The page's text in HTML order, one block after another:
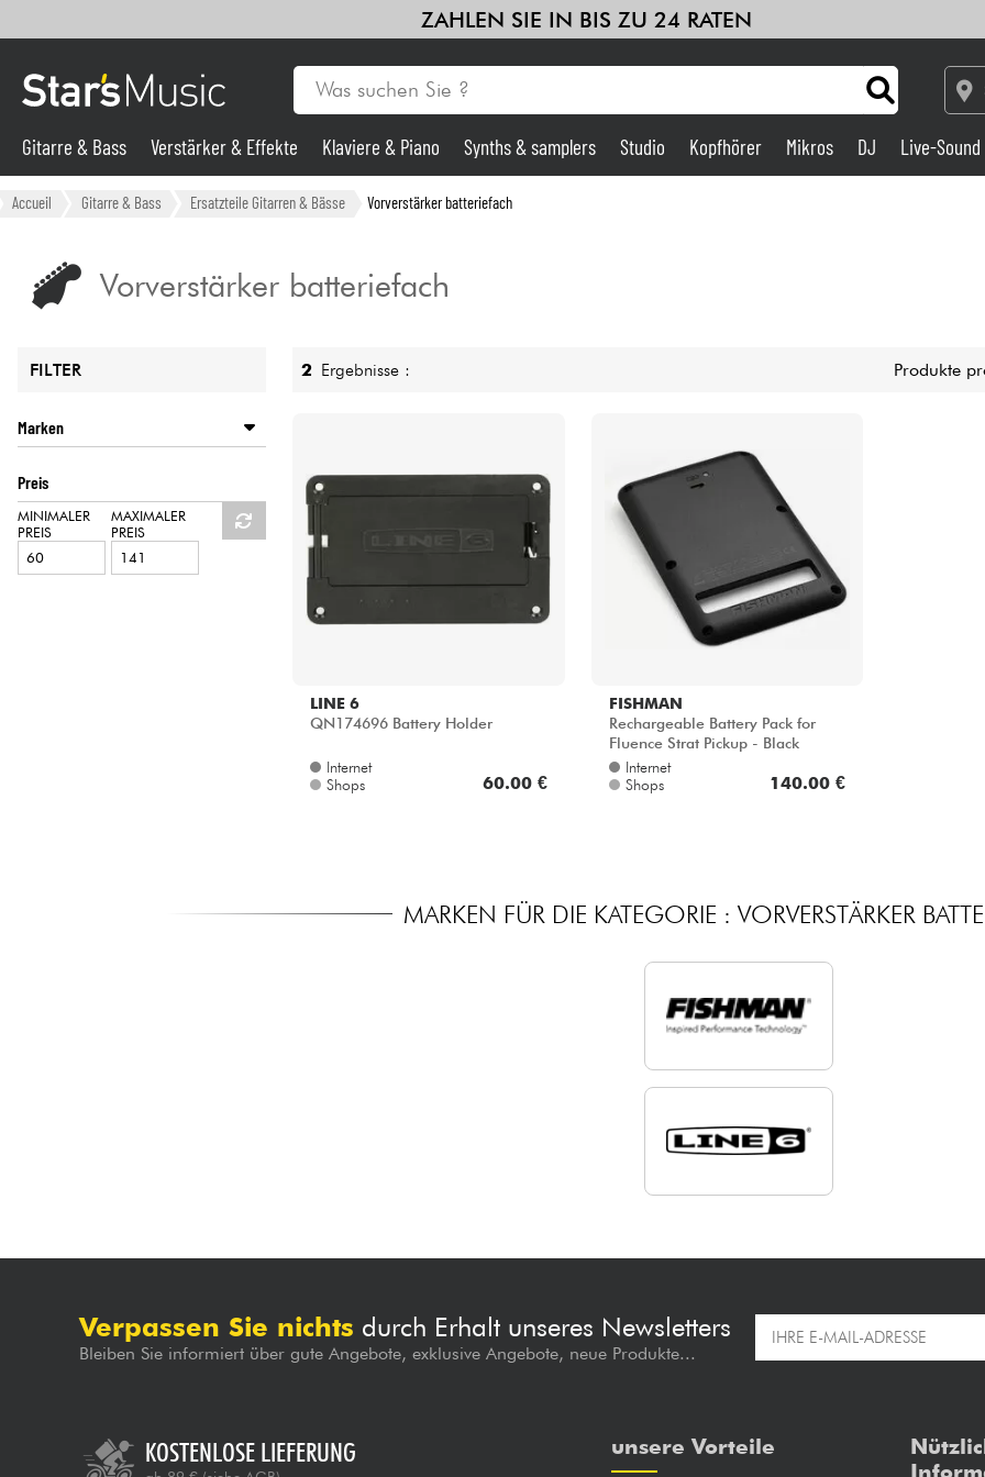
ZAHLEN SIE IN BIS ZU 24 RATEN
Gitarre & Bass
Violinen & Quartett
HiFi Bundle
Sehen Sie sich unsere Marken an
Gitarre & Bass Verstärker & Effekte Klaviere & Piano Synths & samplers Studio Kopfhörer Mikros DJ Live-Sound
Accueil Gitarre & Bass Ersatzteile Gitarren & Bässe Vorverstärker batteriefach
Vorverstärker batteriefach
FILTER
Marken
LINE 6
Preis
MINIMALER
PREIS
MAXIMALER
PREIS
2 Ergebnisse : Produkte
LINE 6
QN174696 Battery Holder
Internet
Shops
60.00 €
FISHMAN
Rechargeable Battery Pack for
Fluence Strat Pickup - Black
Internet
Shops
140.00 €
MARKEN FÜR DIE KATEGORIE : VORVERSTÄRKER
Verpassen Sie nichts durch Erhalt unseres Newsletters
Bleiben Sie informiert über gute Angebote, exklusive Angebote, neue Produkte...
KOSTENLOSE LIEFERUNG unsere Vorteile